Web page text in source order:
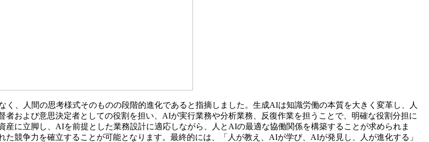
、人間の思考様式そのものの段階的進化であると指摘しました。生成AIは知識労働の本質を大きく変革し、人
および意思決定者としての役割を担い、AIが実行業務や分析業務、反復作業を担うことで、明確な役割分担に
に立脚し、AIを前提とした業務設計に適応しながら、人とAIの最適な協働関係を構築することが求められま
競争力を確立することが可能となります。最終的には、「人が教え、AIが学び、AIが発見し、人が進化する」